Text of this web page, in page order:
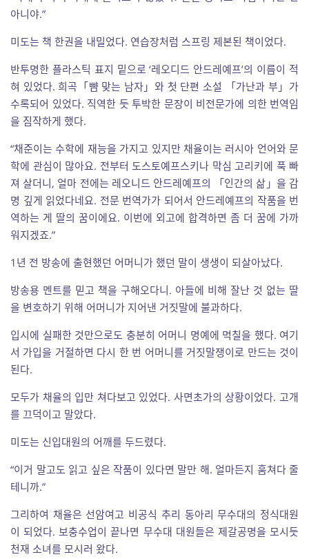
아니야.”
미도는 책 한권을 내밀었다. 연습장처럼 스프링 제본된 책이었다.
반투명한 플라스틱 표지 밑으로 ‘레오디드 안드레예프’의 이름이 적
혀 있었다. 희곡「뺨 맞는 남자」와 첫 단편 소설 「가난과 부」가
수록되어 있었다. 직역한 듯 투박한 문장이 비전문가에 의한 번역임
을 짐작하게 했다.
“채준이는 수학에 재능을 가지고 있지만 채율이는 러시아 언어와 문
학에 관심이 많아요. 전부터 도스토예프스키나 막심 고리키에 푹 빠
져 살더니, 얼마 전에는 레오니드 안드레예프의 「인간의 삶」을 감
명 깊게 읽었다네요. 전문 번역가가 되어서 안드레예프의 작품을 번
역하는 게 딸의 꿈이에요. 이번에 외고에 합격하면 좀 더 꿈에 가까
워지겠죠.”
1년 전 방송에 출현했던 어머니가 했던 말이 생생이 되살아났다.
방송용 멘트를 믿고 책을 구해오다니. 아들에 비해 잘난 것 없는 딸
을 변호하기 위해 어머니가 지어낸 거짓말에 불과하다.
입시에 실패한 것만으로도 충분히 어머니 명예에 먹칠을 했다. 여기
서 가입을 거절하면 다시 한 번 어머니를 거짓말쟁이로 만드는 것이
된다.
모두가 채율의 입만 쳐다보고 있었다. 사면초가의 상황이었다. 고개
를 끄덕이고 말았다.
미도는 신입대원의 어깨를 두드렸다.
“이거 말고도 읽고 싶은 작품이 있다면 말만 해. 얼마든지 훔쳐다 줄
테니까.”
그리하여 채율은 선암여고 비공식 추리 동아리 무수대의 정식대원
이 되었다. 보충수업이 끝나면 무수대 대원들은 제갈공명을 모시듯
천재 소녀를 모시러 왔다.